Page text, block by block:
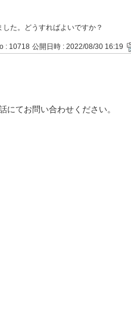
た。どうすればよいですか？
: 10718 公開日時 : 2022/08/30 16:19
てお問い合わせください。